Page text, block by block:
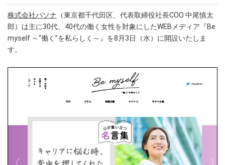
株式会社パソナ （東京都千代田区、代表取締役社長COO 中尾慎太
郎）は主に30代、40代の働く女性を対象にしたWEBメディア『Be
myself ～“働く”を私らしく～』を8月3日（水）に開設いたしま
す。